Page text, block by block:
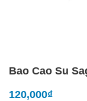
Bao Cao Su
120,000₫